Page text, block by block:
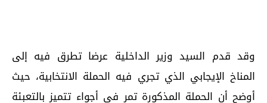
وقد قدم السيد وزير الداخلية عرضا تطرق فيه إلى
المناخ الإيجابي الذي تجري فيه الحملة الانتخابية، حيث
أوضح أن الحملة المذكورة تمر في أجواء تتميز بالتعبئة